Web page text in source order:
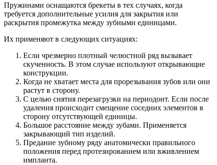
Пружинами оснащаются брекеты в тех случаях, когда
требуется дополнительные усилия для закрытия или
раскрытия промежутка между зубными единицами.
Их применяют в следующих ситуациях:
Если чрезмерно плотный челюстной ряд вызывает
скученность. В этом случае используют открывающие
конструкции.
Когда не хватает места для прорезывания зубов или они
растут в сторону.
С целью снятия перезагрузки на периодонт. Если после
удаления происходит смещение соседних элементов в
сторону отсутствующей единицы.
Большое расстояние между зубами. Применяется
закрывающий тип изделий.
Предание зубному ряду анатомически правильного
положения перед протезированием или вживлением
импланта.